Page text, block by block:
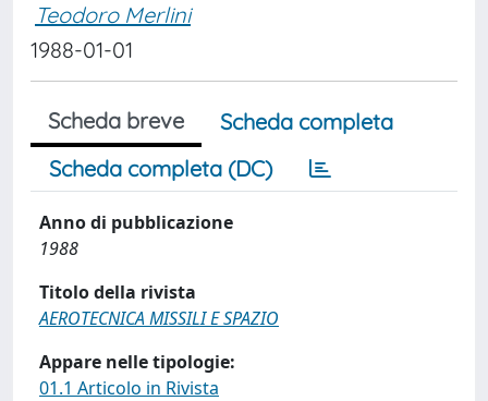
Teodoro Merlini
1988-01-01
Scheda breve
Scheda completa
Scheda completa (DC)
Anno di pubblicazione
1988
Titolo della rivista
AEROTECNICA MISSILI E SPAZIO
Appare nelle tipologie:
01.1 Articolo in Rivista